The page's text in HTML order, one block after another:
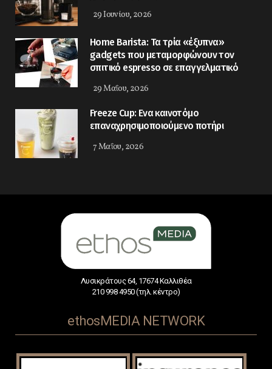
29 Ιουνίου, 2026
Home Barista: Τα τρία «έξυπνα»
gadgets που μεταμορφώνουν τον
σπιτικό espresso σε επαγγελματικό
29 Μαΐου, 2026
Freeze Cup: Eνα καινοτόμο
επαναχρησιμοποιούμενο ποτήρι
7 Μαΐου, 2026
Λυσικράτους 64, 17674 Καλλιθέα
210 998 4950 (τηλ. κέντρο)
ethosMEDIA NETWORK